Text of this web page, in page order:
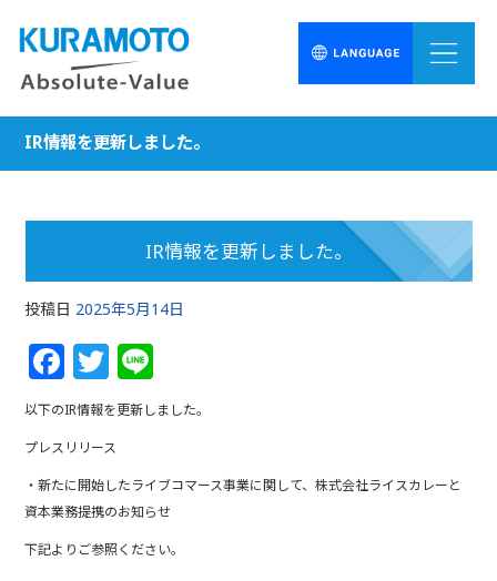
IR情報を更新しました。
IR情報を更新しました。
投稿日 2025年5月14日
F
a
c
e
b
o
T
w
itt
e
r
n
e
以下のIR情報を更新しました。
プレスリリース
・新たに開始したライブコマース事業に関して、株式会社ライスカレーと
資本業務提携のお知らせ
下記よりご参照ください。